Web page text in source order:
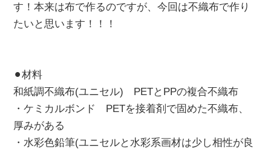
す！本来は布で作るのですが、今回は不織布で作り
たいと思います！！！
⚫︎材料
和紙調不織布(ユニセル) PETとPPの複合不織布
・ケミカルボンド PETを接着剤で固めた不織布、
厚みがある
・水彩色鉛筆(ユニセルと水彩系画材は少し相性が良